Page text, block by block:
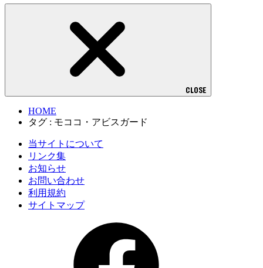
CLOSE
HOME
タグ : モココ・アビスガード
当サイトについて
リンク集
お知らせ
お問い合わせ
利用規約
サイトマップ